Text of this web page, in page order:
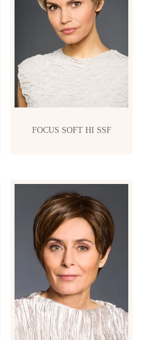
FOCUS SOFT HI SSF